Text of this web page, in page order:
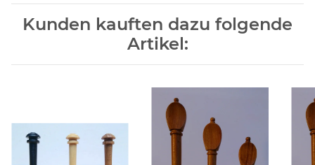
Kunden kauften dazu folgende
Artikel: